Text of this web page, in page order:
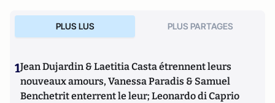
européen) pendant la dernière grande crise économique et
financière. Il est coprésident du mouvement civique
WeEuropeans (38 millions de citoyens touchés dans 27 pays
et en 25 langues). Il enseigne ou a enseigné à Sciences-Po
Paris, au Collège d’Europe, à HEC et à l’ENA.
PLUS LUS PLUS PARTAGES
1Jean Dujardin & Laetitia Casta étrennent leurs
nouveaux amours, Vanessa Paradis & Samuel
Benchetrit enterrent le leur; Leonardo di Caprio